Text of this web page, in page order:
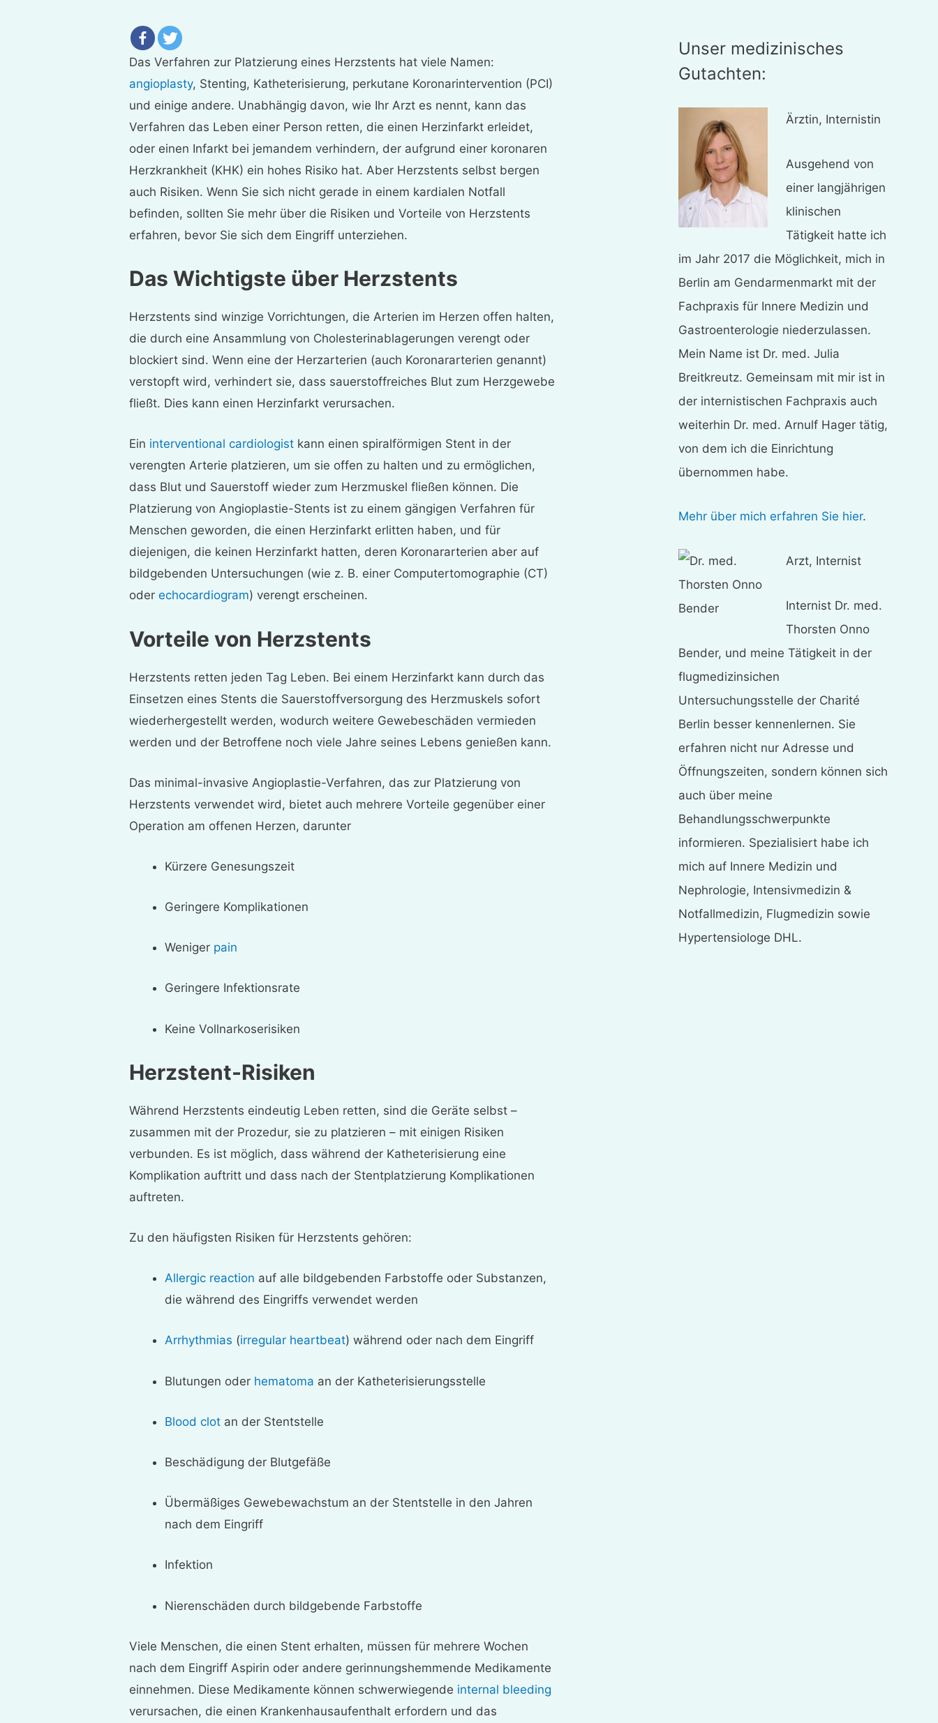
Das Verfahren zur Platzierung eines Herzstents hat viele Namen:
angioplasty, Stenting, Katheterisierung, perkutane Koronarintervention (PCI)
und einige andere. Unabhängig davon, wie Ihr Arzt es nennt, kann das
Verfahren das Leben einer Person retten, die einen Herzinfarkt erleidet,
oder einen Infarkt bei jemandem verhindern, der aufgrund einer koronaren
Herzkrankheit (KHK) ein hohes Risiko hat. Aber Herzstents selbst bergen
auch Risiken. Wenn Sie sich nicht gerade in einem kardialen Notfall
befinden, sollten Sie mehr über die Risiken und Vorteile von Herzstents
erfahren, bevor Sie sich dem Eingriff unterziehen.
Das Wichtigste über Herzstents
Herzstents sind winzige Vorrichtungen, die Arterien im Herzen offen halten,
die durch eine Ansammlung von Cholesterinablagerungen verengt oder
blockiert sind. Wenn eine der Herzarterien (auch Koronararterien genannt)
verstopft wird, verhindert sie, dass sauerstoffreiches Blut zum Herzgewebe
fließt. Dies kann einen Herzinfarkt verursachen.
Ein interventional cardiologist kann einen spiralförmigen Stent in der
verengten Arterie platzieren, um sie offen zu halten und zu ermöglichen,
dass Blut und Sauerstoff wieder zum Herzmuskel fließen können. Die
Platzierung von Angioplastie-Stents ist zu einem gängigen Verfahren für
Menschen geworden, die einen Herzinfarkt erlitten haben, und für
diejenigen, die keinen Herzinfarkt hatten, deren Koronararterien aber auf
bildgebenden Untersuchungen (wie z. B. einer Computertomographie (CT)
oderechocardiogram) verengt erscheinen.
Vorteile von Herzstents
Herzstents retten jeden Tag Leben. Bei einem Herzinfarkt kann durch das
Einsetzen eines Stents die Sauerstoffversorgung des Herzmuskels sofort
wiederhergestellt werden, wodurch weitere Gewebeschäden vermieden
werden und der Betroffene noch viele Jahre seines Lebens genießen kann.
Das minimal-invasive Angioplastie-Verfahren, das zur Platzierung von
Herzstents verwendet wird, bietet auch mehrere Vorteile gegenüber einer
Operation am offenen Herzen, darunter
Kürzere Genesungszeit
Geringere Komplikationen
Weniger pain
Geringere Infektionsrate
Keine Vollnarkoserisiken
Herzstent-Risiken
Während Herzstents eindeutig Leben retten, sind die Geräte selbst –
zusammen mit der Prozedur, sie zu platzieren – mit einigen Risiken
verbunden. Es ist möglich, dass während der Katheterisierung eine
Komplikation auftritt und dass nach der Stentplatzierung Komplikationen
auftreten.
Zu den häufigsten Risiken für Herzstents gehören:
Allergic reaction auf alle bildgebenden Farbstoffe oder Substanzen,
die während des Eingriffs verwendet werden
Arrhythmias (irregular heartbeat) während oder nach dem Eingriff
Blutungen oder hematoma an der Katheterisierungsstelle
Blood clot an der Stentstelle
Beschädigung der Blutgefäße
Übermäßiges Gewebewachstum an der Stentstelle in den Jahren
nach dem Eingriff
Infektion
Nierenschäden durch bildgebende Farbstoffe
Viele Menschen, die einen Stent erhalten, müssen für mehrere Wochen
nach dem Eingriff Aspirin oder andere gerinnungshemmende Medikamente
einnehmen. Diese Medikamente können schwerwiegende internal bleeding
verursachen, die einen Krankenhausaufenthalt erfordern und das
Unser medizinisches
Gutachten:
Ärztin, Internistin
Ausgehend von
einer langjährigen
klinischen
Tätigkeit hatte ich
im Jahr 2017 die Möglichkeit, mich in
Berlin am Gendarmenmarkt mit der
Fachpraxis für Innere Medizin und
Gastroenterologie niederzulassen.
Mein Name ist Dr. med. Julia
Breitkreutz. Gemeinsam mit mir ist in
der internistischen Fachpraxis auch
weiterhin Dr. med. Arnulf Hager tätig,
von dem ich die Einrichtung
übernommen habe.
Mehr über mich erfahren Sie hier.
Arzt, Internist
Internist Dr. med.
Thorsten Onno
Bender, und meine Tätigkeit in der
flugmedizinsichen
Untersuchungsstelle der Charité
Berlin besser kennenlernen. Sie
erfahren nicht nur Adresse und
Öffnungszeiten, sondern können sich
auch über meine
Behandlungsschwerpunkte
informieren. Spezialisiert habe ich
mich auf Innere Medizin und
Nephrologie, Intensivmedizin &
Notfallmedizin, Flugmedizin sowie
Hypertensiologe DHL.